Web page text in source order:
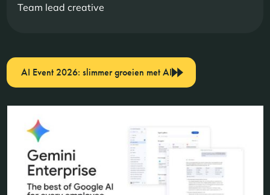
Team lead creative
AI Event 2026: slimmer groeien met AI